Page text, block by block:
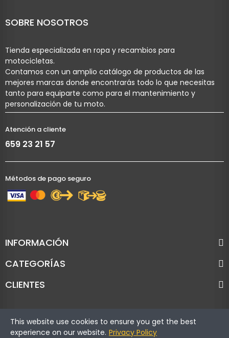
SOBRE NOSOTROS
Tienda especializada en ropa y recambios para
motocicletas.
Contamos con un amplio catálogo de productos de las
mejores marcas donde encontrarás todo lo que necesitas
tanto para equiparte como para el mantenimiento y
personalización de tu moto.
Atención a cliente
659 23 21 57
Métodos de pago seguro
INFORMACIÓN
CATEGORÍAS
CLIENTES
Copyright © Cronoracing. Todos los derechos reservados.
This website use cookies to ensure you get the best
experience on our website. Privacy Policy